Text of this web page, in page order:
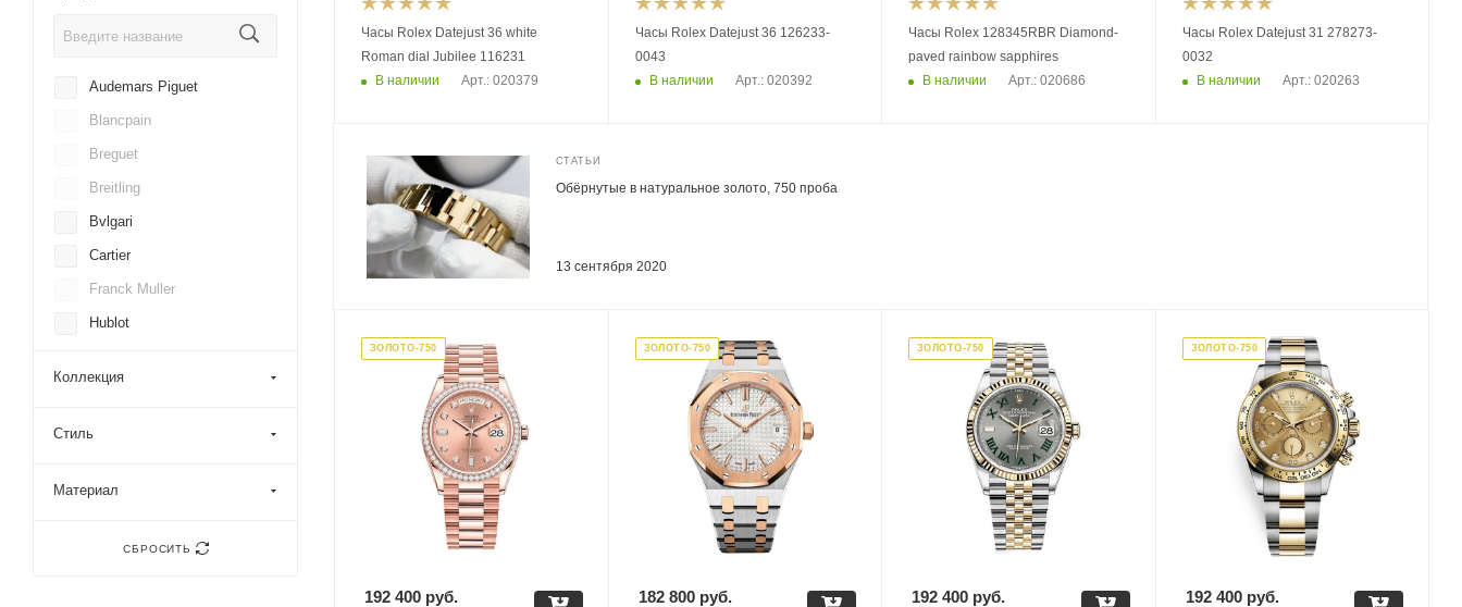
Часы Rolex Datejust 36 white
Roman dial Jubilee 116231
В наличии
Арт.: 020379
Часы Rolex Datejust 36 126233-
0043
В наличии
Арт.: 020392
Часы Rolex 128345RBR Diamond-
paved rainbow sapphires
В наличии
Арт.: 020686
Часы Rolex Datejust 31 278273-
0032
В наличии
Арт.: 020263
СТАТЬИ
13 сентября 2020
Обёрнутые в натуральное золото, 750 проба
ЗОЛОТО-750
192 400 руб.
ЗОЛОТО-750
182 800руб.
ЗОЛОТО-750
192 400 руб.
ЗОЛОТО-750
192 400руб.
Audemars Piguet
Blancpain
Breguet
Breitling
Bvlgari
Cartier
Franck Muller
Hublot
Omega
Roger Dubuis
Vacheron Constantin
Коллекция
Стиль
Материал
СБРОСИТЬ